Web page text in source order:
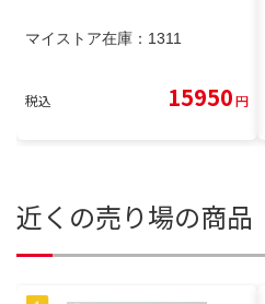
マイストア在庫： 1311
税込 15950円
近くの売り場の商品